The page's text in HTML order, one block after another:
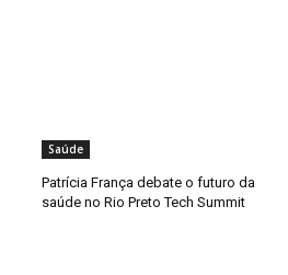
Saúde
Patrícia França debate o futuro da
saúde no Rio Preto Tech Summit